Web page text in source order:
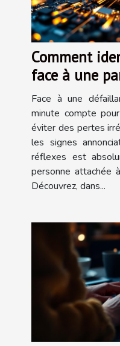
Comment
face à une
?
Face à une
minute compte
éviter des pertes
les signes
réflexes est
personne attachée
Découvrez, dans...